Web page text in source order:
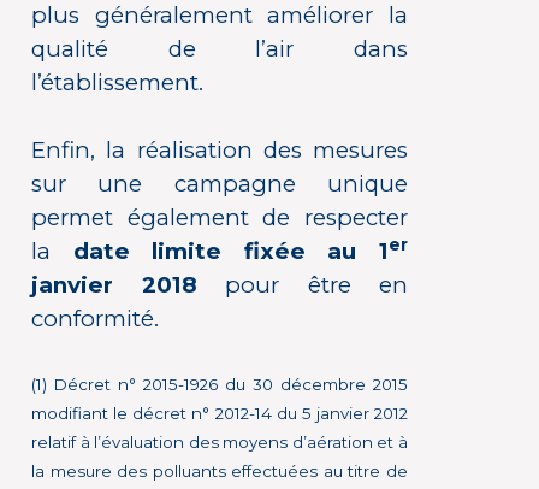
plus généralement améliorer la
qualité de l’air dans
l’établissement.
Enfin, la réalisation des mesures
sur une campagne unique
permet également de respecter
la date limite fixée au 1er
janvier 2018 pour être en
conformité.
(1) Décret n° 2015-1926 du 30 décembre 2015
modifiant le décret n° 2012-14 du 5 janvier 2012
relatif à l’évaluation des moyens d’aération et à
la mesure des polluants effectuées au titre de